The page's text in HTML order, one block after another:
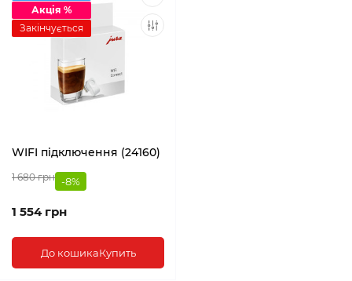
Акція %
Закінчується
WIFI підключення (24160)
1 680 грн -8%
1 554 грн
До кошикаКупить